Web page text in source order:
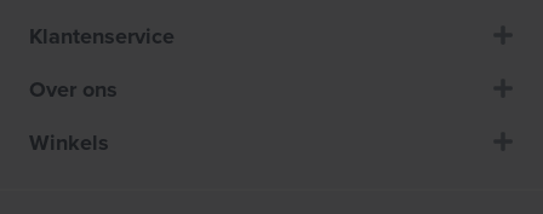
Klantenservice
Over ons
Winkels